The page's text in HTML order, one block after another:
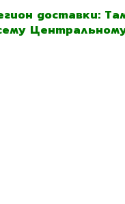
доставки: